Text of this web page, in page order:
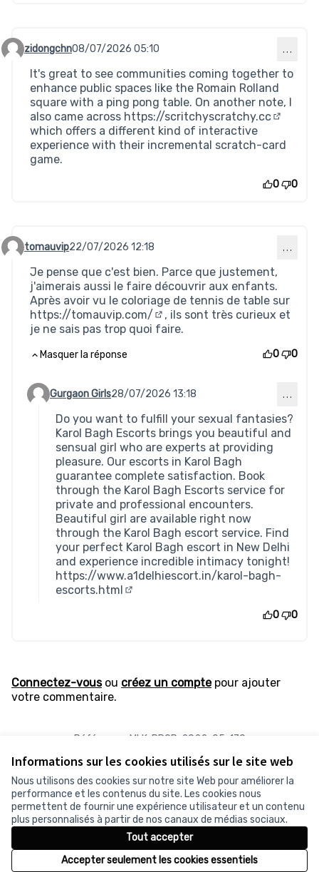
Informations sur les cookies utilisés sur le site web
Nous utilisons des cookies sur notre site Web pour améliorer la
performance et les contenus du site. Les cookies nous
permettent de fournir une expérience utilisateur et un contenu
plus personnalisés à partir de nos canaux de médias sociaux.
Tout accepter
Accepter seulement les cookies essentiels
Commentaire 1017
zidongchn08/07/2026 05:10 …
It's great to see communities coming together to
enhance public spaces like the Romain Rolland
square with a ping pong table. On another note, I
also came across https://scritchyscratchy.cc
which offers a different kind of interactive
experience with their incremental scratch-card
game.
0 0
Commentaire 1026
tomauvip22/07/2026 12:18 …
Je pense que c'est bien. Parce que justement,
j'aimerais aussi le faire découvrir aux enfants.
Après avoir vu le coloriage de tennis de table sur
https://tomauvip.com/
(Lien externe)
, ils sont très curieux et
je ne sais pas trop quoi faire.
Masquer la réponse 0 0
Commentaire 1029 (réponse au commentaire 1026)
Gurgaon Girls28/07/2026 13:18 …
Do you want to fulfill your sexual fantasies?
Karol Bagh Escorts brings you beautiful and
sensual girl who are experts at providing
pleasure. Our escorts in Karol Bagh
guarantee complete satisfaction. Book
through the Karol Bagh Escorts service for
private and professional encounters.
Beautiful girl are available right now
through the Karol Bagh escort service. Find
your perfect Karol Bagh escort in New Delhi
and experience incredible intimacy tonight!
https://www.a1delhiescort.in/karol-bagh-
escorts.html
0 0
Connectez-vousou créez un comptepour ajouter
votre commentaire.
Référence : MLK-PROP-2022-05-170
Vérifiez l'empreinte numérique
Conditions d'utilisation
Paramètres des cookies